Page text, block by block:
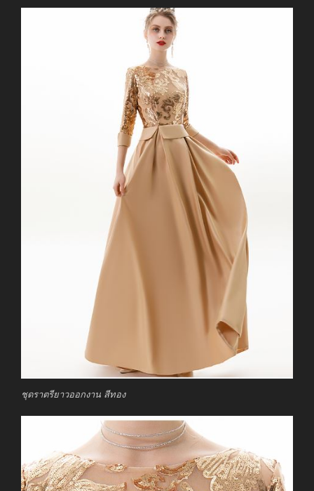
ชุดราตรียาวออกงาน สีทอง